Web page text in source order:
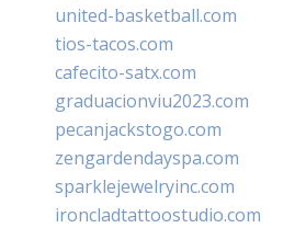
united-basketball.com
tios-tacos.com
cafecito-satx.com
graduacionviu2023.com
pecanjackstogo.com
zengardendayspa.com
sparklejewelryinc.com
ironcladtattoostudio.com